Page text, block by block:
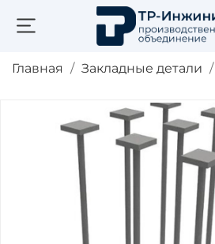
Главная Закладные детали